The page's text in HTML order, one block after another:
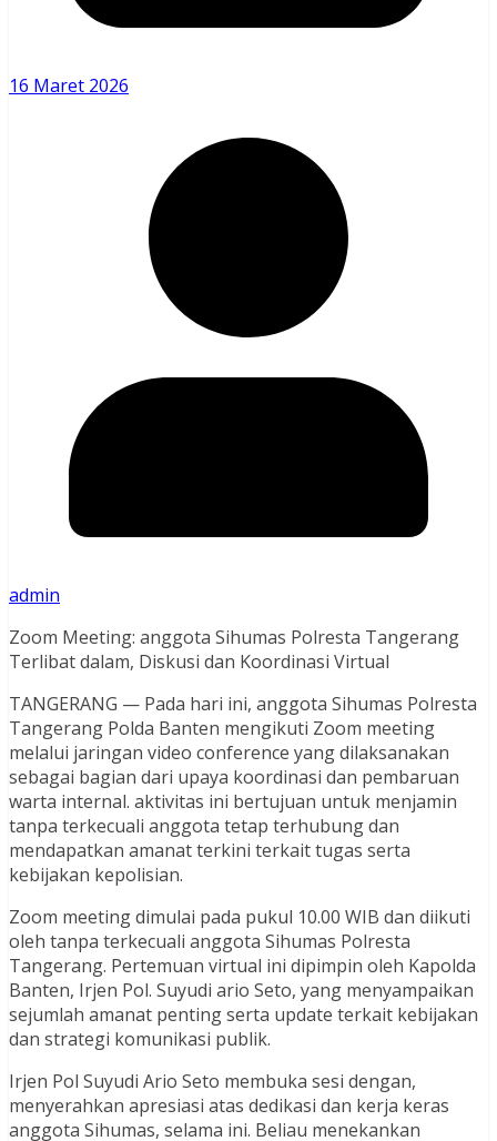
16 Maret 2026
admin
Zoom Meeting: anggota Sihumas Polresta Tangerang
Terlibat dalam, Diskusi dan Koordinasi Virtual
TANGERANG — Pada hari ini, anggota Sihumas Polresta
Tangerang Polda Banten mengikuti Zoom meeting
melalui jaringan video conference yang dilaksanakan
sebagai bagian dari upaya koordinasi dan pembaruan
warta internal. aktivitas ini bertujuan untuk menjamin
tanpa terkecuali anggota tetap terhubung dan
mendapatkan amanat terkini terkait tugas serta
kebijakan kepolisian.
Zoom meeting dimulai pada pukul 10.00 WIB dan diikuti
oleh tanpa terkecuali anggota Sihumas Polresta
Tangerang. Pertemuan virtual ini dipimpin oleh Kapolda
Banten, Irjen Pol. Suyudi ario Seto, yang menyampaikan
sejumlah amanat penting serta update terkait kebijakan
dan strategi komunikasi publik.
Irjen Pol Suyudi Ario Seto membuka sesi dengan,
menyerahkan apresiasi atas dedikasi dan kerja keras
anggota Sihumas, selama ini. Beliau menekankan